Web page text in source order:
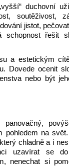
duchovní
soutěživost,
jistot,
schopnost řešit
a estetickým
Dovede ocenit
nebo být
pohledem na
chladně a i
uzavírat se
nenechat si